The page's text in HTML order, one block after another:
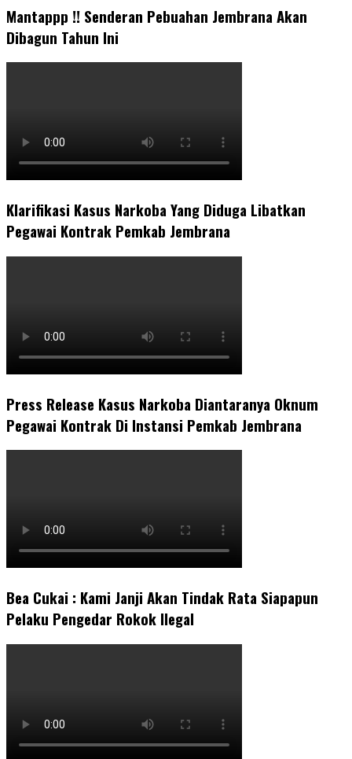
Mantappp !! Senderan Pebuahan Jembrana Akan
Dibagun Tahun Ini
Klarifikasi Kasus Narkoba Yang Diduga Libatkan
Pegawai Kontrak Pemkab Jembrana
Press Release Kasus Narkoba Diantaranya Oknum
Pegawai Kontrak Di Instansi Pemkab Jembrana
Bea Cukai : Kami Janji Akan Tindak Rata Siapapun
Pelaku Pengedar Rokok Ilegal